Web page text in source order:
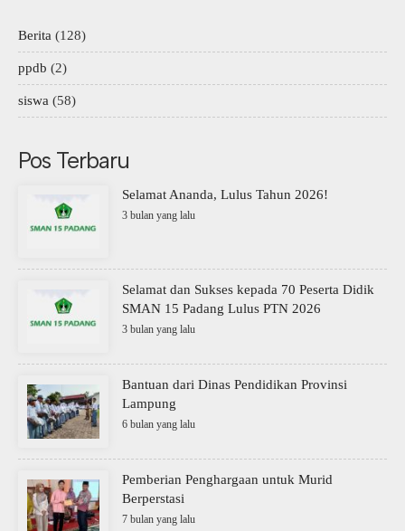
Berita (128)
ppdb (2)
siswa (58)
Pos Terbaru
Selamat Ananda, Lulus Tahun 2026!
3 bulan yang lalu
Selamat dan Sukses kepada 70 Peserta Didik
SMAN 15 Padang Lulus PTN 2026
3 bulan yang lalu
Bantuan dari Dinas Pendidikan Provinsi
Lampung
6 bulan yang lalu
Pemberian Penghargaan untuk Murid
Berperstasi
7 bulan yang lalu